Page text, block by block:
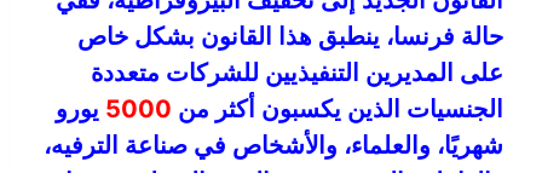
حالة فرنسا، ينطبق هذا القانون بشكل خاص
على المديرين التنفيذيين للشركات متعددة
الجنسيات الذين يكسبون أكثر من 5000 يورو
شهريًا، والعلماء، والأشخاص في صناعة الترفيه،